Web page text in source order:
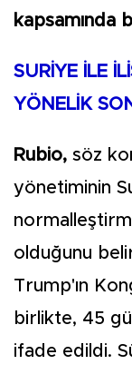
kapsamında
SURİYE İLE
YÖNELİK
Rubio, söz
yönetiminin
olduğunu
Trump'ın
birlikte, 45
ifade edildi.